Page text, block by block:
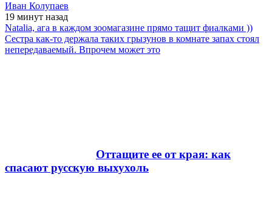
Иван Колупаев
19 минут назад
Natalia, ага в каждом зоомагазине прямо тащит фиалками ))
Сестра как-то держала таких грызунов в комнате запах стоял
непередаваемый. Впрочем может это
Оттащите ее от края: как
спасают русскую выхухоль